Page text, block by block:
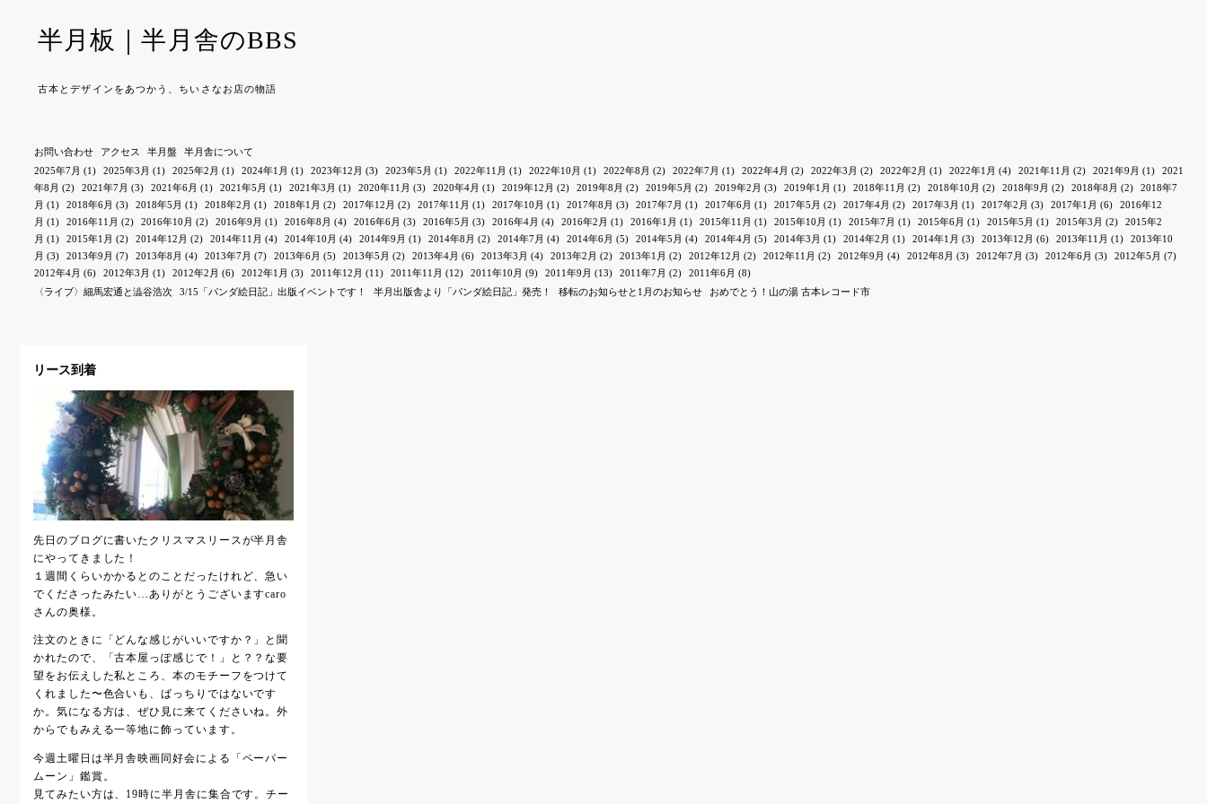
半月板｜半月舎のBBS
古本とデザインをあつかう、ちいさなお店の物語
お問い合わせ アクセス 半月盤
半月舎について
2025年7月 (1) 2025年3月 (1) 2025年2月 (1) 2024年1月 (1) 2023年12月 (3) 2023年5月 (1) 2022年11月 (1) 2022年10月 (1) 2022年8月 (2) 2022年7月 (1) 2022年4月 (2) 2022年3月 (2) 2022年2月 (1) 2022年1月 (4) 2021年11月 (2) 2021年9月 (1)
2021
年8月 (2) 2021年7月 (3) 2021年6月 (1) 2021年5月 (1) 2021年3月 (1) 2020年11月 (3) 2020年4月 (1) 2019年12月 (2) 2019年8月 (2) 2019年5月 (2) 2019年2月 (3) 2019年1月 (1) 2018年11月 (2) 2018年10月 (2) 2018年9月 (2) 2018年8月 (2)
2018年7
月 (1) 2018年6月 (3) 2018年5月 (1) 2018年2月 (1) 2018年1月 (2) 2017年12月 (2) 2017年11月 (1) 2017年10月 (1) 2017年8月 (3) 2017年7月 (1) 2017年6月 (1) 2017年5月 (2) 2017年4月 (2) 2017年3月 (1) 2017年2月 (3) 2017年1月 (6)
2016年12
月 (1) 2016年11月 (2) 2016年10月 (2) 2016年9月 (1) 2016年8月 (4) 2016年6月 (3) 2016年5月 (3) 2016年4月 (4) 2016年2月 (1) 2016年1月 (1) 2015年11月 (1) 2015年10月 (1) 2015年7月 (1) 2015年6月 (1) 2015年5月 (1) 2015年3月 (2)
2015年2
月 (1) 2015年1月 (2) 2014年12月 (2) 2014年11月 (4) 2014年10月 (4) 2014年9月 (1) 2014年8月 (2) 2014年7月 (4) 2014年6月 (5) 2014年5月 (4) 2014年4月 (5) 2014年3月 (1) 2014年2月 (1) 2014年1月 (3) 2013年12月 (6) 2013年11月 (1)
2013年10
月 (3) 2013年9月 (7) 2013年8月 (4) 2013年7月 (7) 2013年6月 (5) 2013年5月 (2) 2013年4月 (6) 2013年3月 (4) 2013年2月 (2) 2013年1月 (2) 2012年12月 (2) 2012年11月 (2) 2012年9月 (4) 2012年8月 (3) 2012年7月 (3) 2012年6月 (3) 2012年5月 (7)
2012年4月 (6) 2012年3月 (1) 2012年2月 (6) 2012年1月 (3) 2011年12月 (11) 2011年11月 (12) 2011年10月 (9) 2011年9月 (13) 2011年7月 (2) 2011年6月 (8)
〈ライブ〉細馬宏通と澁谷浩次
3/15「パンダ絵日記」出版イベントです！ 半月出版舎より「パンダ絵日記」発売！ 移転のお知らせと1月のお知らせ おめでとう！山の湯 古本レコード市
リース到着
先日のブログに書いたクリスマスリースが半月舎
にやってきました！
１週間くらいかかるとのことだったけれど、急い
でくださったみたい…ありがとうございますcaro
さんの奥様。
注文のときに「どんな感じがいいですか？」と聞
かれたので、「古本屋っぽ感じで！」と？？な要
望をお伝えした私ところ、本のモチーフをつけて
くれました〜色合いも、ばっちりではないです
か。気になる方は、ぜひ見に来てくださいね。外
からでもみえる一等地に飾っています。
今週土曜日は半月舎映画同好会による「ペーパー
ムーン」鑑賞。
見てみたい方は、19時に半月舎に集合です。チー